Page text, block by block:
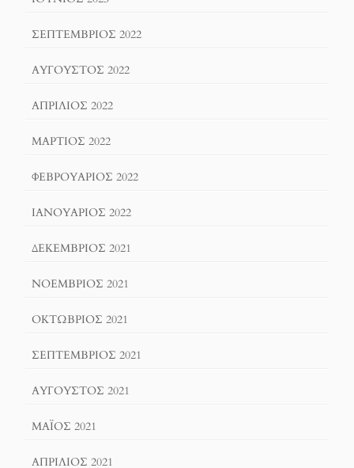
ΣΕΠΤΈΜΒΡΙΟΣ 2022
ΑΎΓΟΥΣΤΟΣ 2022
ΑΠΡΊΛΙΟΣ 2022
ΜΆΡΤΙΟΣ 2022
ΦΕΒΡΟΥΆΡΙΟΣ 2022
ΙΑΝΟΥΆΡΙΟΣ 2022
ΔΕΚΈΜΒΡΙΟΣ 2021
ΝΟΈΜΒΡΙΟΣ 2021
ΟΚΤΏΒΡΙΟΣ 2021
ΣΕΠΤΈΜΒΡΙΟΣ 2021
ΑΎΓΟΥΣΤΟΣ 2021
ΜΆΙΟΣ 2021
ΑΠΡΊΛΙΟΣ 2021